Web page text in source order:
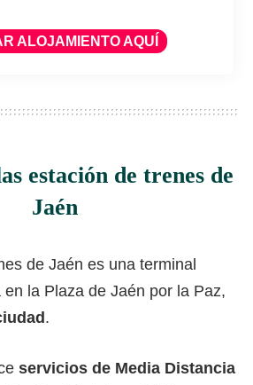
ALOJAMIENTO AQUÍ
estación de trenes de
Jaén
de Jaén es una terminal
la Plaza de Jaén por la Paz,
.
servicios de Media Distancia